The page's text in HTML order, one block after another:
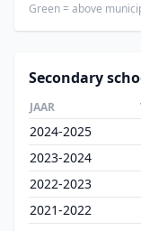
Green = above
Secondary
JAAR
2024-2025
2023-2024
2022-2023
2021-2022